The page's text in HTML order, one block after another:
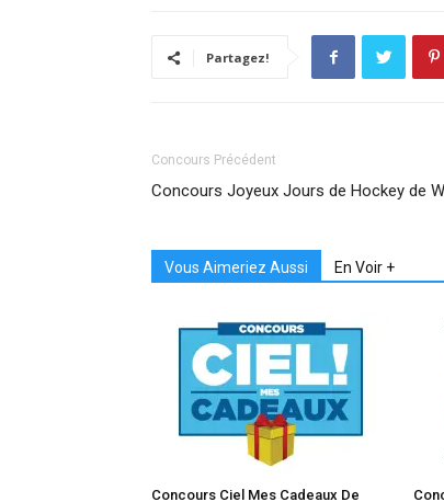
Partagez!
Concours Précédent
Concours Joyeux Jours de Hockey de
Vous Aimeriez Aussi En Voir +
Concours Ciel Mes Cadeaux De